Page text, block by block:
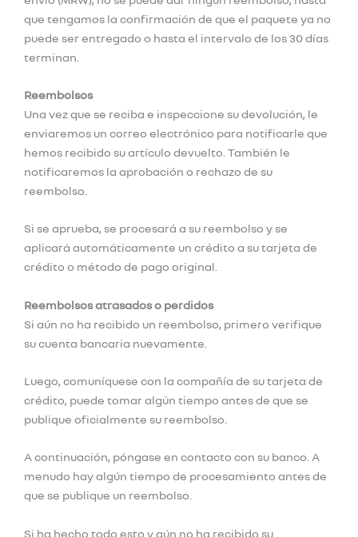
que tengamos la confirmación de que el paquete ya no
puede ser entregado o hasta el intervalo de los 30 días
terminan.
Reembolsos
Una vez que se reciba e inspeccione su devolución, le
enviaremos un correo electrónico para notificarle que
hemos recibido su artículo devuelto. También le
notificaremos la aprobación o rechazo de su
reembolso.
Si se aprueba, se procesará a su reembolso y se
aplicará automáticamente un crédito a su tarjeta de
crédito o método de pago original.
Reembolsos atrasados ​​o perdidos
Si aún no ha recibido un reembolso, primero verifique
su cuenta bancaria nuevamente.
Luego, comuníquese con la compañía de su tarjeta de
crédito, puede tomar algún tiempo antes de que se
publique oficialmente su reembolso.
A continuación, póngase en contacto con su banco. A
menudo hay algún tiempo de procesamiento antes de
que se publique un reembolso.
Si ha hecho todo esto y aún no ha recibido su